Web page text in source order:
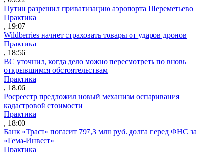
Путин разрешил приватизацию аэропорта Шереметьево
Практика
, 19:07
Wildberries начнет страховать товары от ударов дронов
Практика
, 18:56
ВС уточнил, когда дело можно пересмотреть по вновь
открывшимся обстоятельствам
Практика
, 18:06
Росреестр предложил новый механизм оспаривания
кадастровой стоимости
Практика
, 18:00
Банк «Траст» погасит 797,3 млн руб. долга перед ФНС за
«Гема-Инвест»
Практика